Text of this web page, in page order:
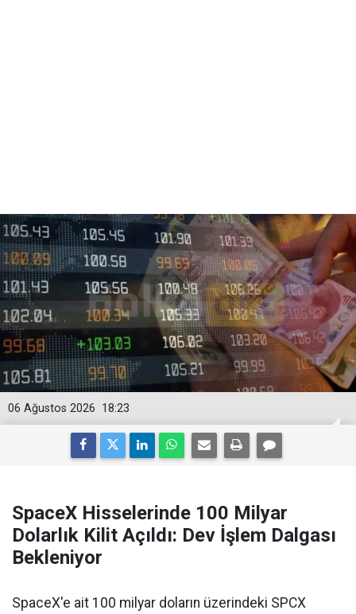
18:23
06 Ağustos 2026
SpaceX Hisselerinde 100 Milyar
Dolarlık Kilit Açıldı: Dev İşlem Dalgası
Bekleniyor
SpaceX'e ait 100 milyar doların üzerindeki SPCX